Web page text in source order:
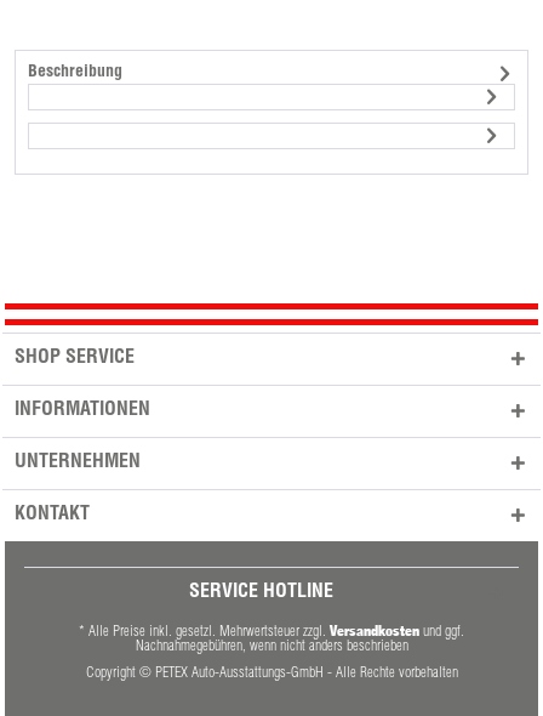
Beschreibung
SHOP SERVICE
INFORMATIONEN
UNTERNEHMEN
KONTAKT
SERVICE HOTLINE
* Alle Preise inkl. gesetzl. Mehrwertsteuer zzgl. Versandkosten und ggf.
Nachnahmegebühren, wenn nicht anders beschrieben
Copyright © PETEX Auto-Ausstattungs-GmbH - Alle Rechte vorbehalten